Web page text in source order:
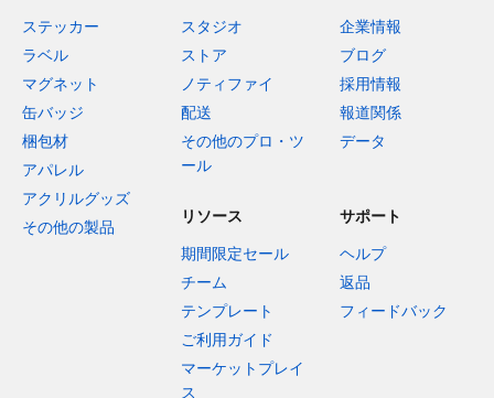
ステッカー
ラベル
マグネット
缶バッジ
梱包材
アパレル
アクリルグッズ
その他の製品
スタジオ
ストア
ノティファイ
配送
その他のプロ・ツ
ール
企業情報
ブログ
採用情報
報道関係
データ
リソース
期間限定セール
チーム
テンプレート
ご利用ガイド
マーケットプレイ
ス
サポート
ヘルプ
返品
フィードバック